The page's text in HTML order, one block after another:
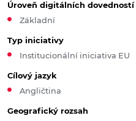
Úroveň digitálních dovedností
Základní
Typ iniciativy
Institucionální iniciativa EU
Cílový jazyk
Angličtina
Geografický rozsah